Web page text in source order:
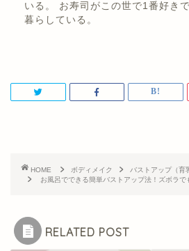
いる。 お寿司がこの世で1番好き
暮らしている。
HOME ボディメイク
バストアップ（育
お風呂でできる簡単バストアップ法！ズボラで
RELATED POST